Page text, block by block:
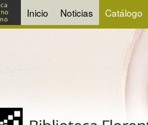
Inicio Noticias Catálogo